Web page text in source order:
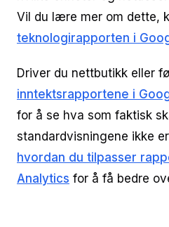
Vil du lære mer om dette,
teknologirapporten i
Driver du nettbutikk eller
inntektsrapportene i
for å se hva som faktisk
standardvisningene ikke
hvordan du tilpasser
Analytics for å få bedre